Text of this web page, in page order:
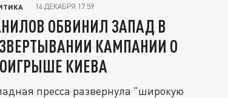
14 ДЕКАБРЯ 17:59
ОБВИНИЛ ЗАПАД В
КАМПАНИИ О
КИЕВА
пресса развернула "широкую